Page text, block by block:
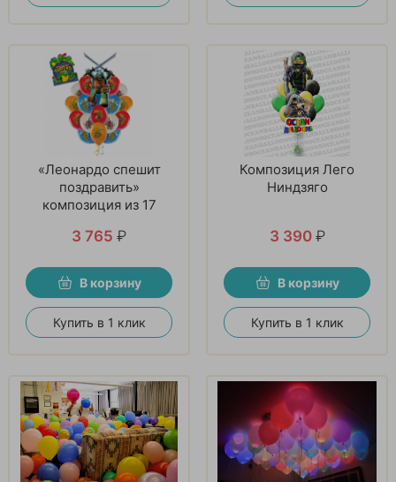
«Леонардо спешит
поздравить»
композиция из 17
3 765 ₽
В корзину
Купить в 1 клик
Композиция Лего
Ниндзяго
3 390 ₽
В корзину
Купить в 1 клик